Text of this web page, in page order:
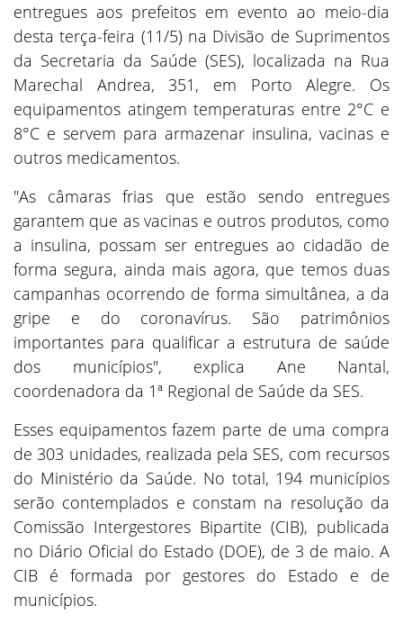
entregues aos prefeitos em evento ao meio-dia
desta terça-feira (11/5) na Divisão de Suprimentos
da Secretaria da Saúde (SES), localizada na Rua
Marechal Andrea, 351, em Porto Alegre. Os
equipamentos atingem temperaturas entre 2°C e
8°C e servem para armazenar insulina, vacinas e
outros medicamentos.
"As câmaras frias que estão sendo entregues
garantem que as vacinas e outros produtos, como
a insulina, possam ser entregues ao cidadão de
forma segura, ainda mais agora, que temos duas
campanhas ocorrendo de forma simultânea, a da
gripe e do coronavírus. São patrimônios
importantes para qualificar a estrutura de saúde
dos municípios", explica Ane Nantal,
coordenadora da 1ª Regional de Saúde da SES.
Esses equipamentos fazem parte de uma compra
de 303 unidades, realizada pela SES, com recursos
do Ministério da Saúde. No total, 194 municípios
serão contemplados e constam na resolução da
Comissão Intergestores Bipartite (CIB), publicada
no Diário Oficial do Estado (DOE), de 3 de maio. A
CIB é formada por gestores do Estado e de
municípios.